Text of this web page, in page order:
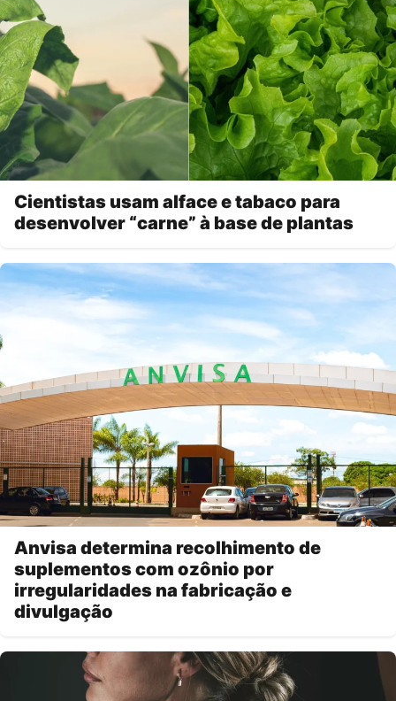
Cientistas usam alface e tabaco para
desenvolver “carne” à base de plantas
Anvisa determina recolhimento de
suplementos com ozônio por
irregularidades na fabricação e
divulgação